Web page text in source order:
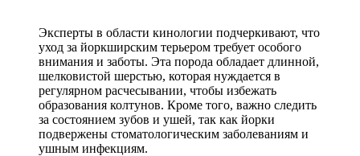
Эксперты в области кинологии подчеркивают, что
уход за йоркширским терьером требует особого
внимания и заботы. Эта порода обладает длинной,
шелковистой шерстью, которая нуждается в
регулярном расчесывании, чтобы избежать
образования колтунов. Кроме того, важно следить
за состоянием зубов и ушей, так как йорки
подвержены стоматологическим заболеваниям и
ушным инфекциям.